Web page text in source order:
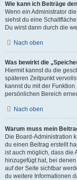
Wie kann ich Beiträge
Wenn ein Administrator
siehst du eine
Du wirst dann durch die
Nach oben
Was bewirkt die
Hiermit kannst du die
späteren Zeitpunkt
kannst du mit der
persönlichen Bereich
Nach oben
Warum muss mein
Die Board-Administration
du einen Beitrag erstellt
ist auch möglich, dass die
hinzugefügt hat, bei
auf der Seite sichtbar
du weitere Informationen